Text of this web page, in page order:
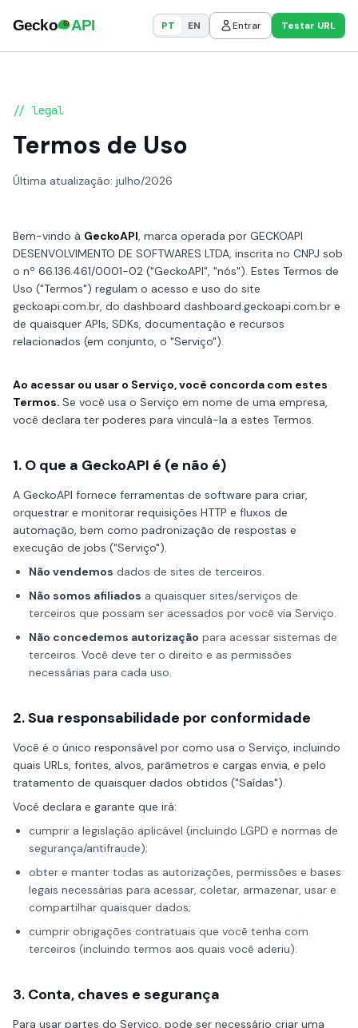
PT EN Entrar Testar URL
// legal
Termos de Uso
Última atualização: julho/2026
Bem-vindo à GeckoAPI, marca operada por GECKOAPI
DESENVOLVIMENTO DE SOFTWARES LTDA, inscrita no CNPJ sob
o nº 66.136.461/0001-02 ("GeckoAPI", "nós"). Estes Termos de
Uso ("Termos") regulam o acesso e uso do site
geckoapi.com.br, do dashboard dashboard.geckoapi.com.br e
de quaisquer APIs, SDKs, documentação e recursos
relacionados (em conjunto, o "Serviço").
Ao acessar ou usar o Serviço, você concorda com estes
Termos. Se você usa o Serviço em nome de uma empresa,
você declara ter poderes para vinculá-la a estes Termos.
1. O que a GeckoAPI é (e não é)
A GeckoAPI fornece ferramentas de software para criar,
orquestrar e monitorar requisições HTTP e fluxos de
automação, bem como padronização de respostas e
execução de jobs ("Serviço").
Não vendemos dados de sites de terceiros.
Não somos afiliados a quaisquer sites/serviços de
terceiros que possam ser acessados por você via Serviço.
Não concedemos autorização para acessar sistemas de
terceiros. Você deve ter o direito e as permissões
necessárias para cada uso.
2. Sua responsabilidade por conformidade
Você é o único responsável por como usa o Serviço, incluindo
quais URLs, fontes, alvos, parâmetros e cargas envia, e pelo
tratamento de quaisquer dados obtidos ("Saídas").
Você declara e garante que irá:
cumprir a legislação aplicável (incluindo LGPD e normas de
segurança/antifraude);
obter e manter todas as autorizações, permissões e bases
legais necessárias para acessar, coletar, armazenar, usar e
compartilhar quaisquer dados;
cumprir obrigações contratuais que você tenha com
terceiros (incluindo termos aos quais você aderiu).
3. Conta, chaves e segurança
Para usar partes do Serviço, pode ser necessário criar uma